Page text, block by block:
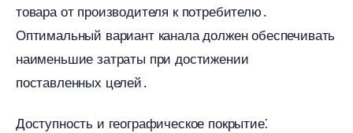
товара от производителя к потребителю․
Оптимальный вариант канала должен обеспечивать
наименьшие затраты при достижении
поставленных целей․
Доступность и географическое покрытие⁚